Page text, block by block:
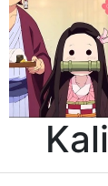
Kali